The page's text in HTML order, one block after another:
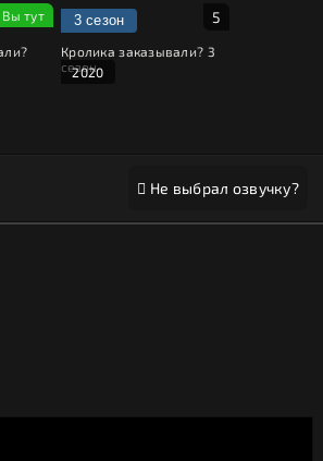
3 сезон
2020
Кролика заказывали? 3
сезон
Не выбрал озвучку?